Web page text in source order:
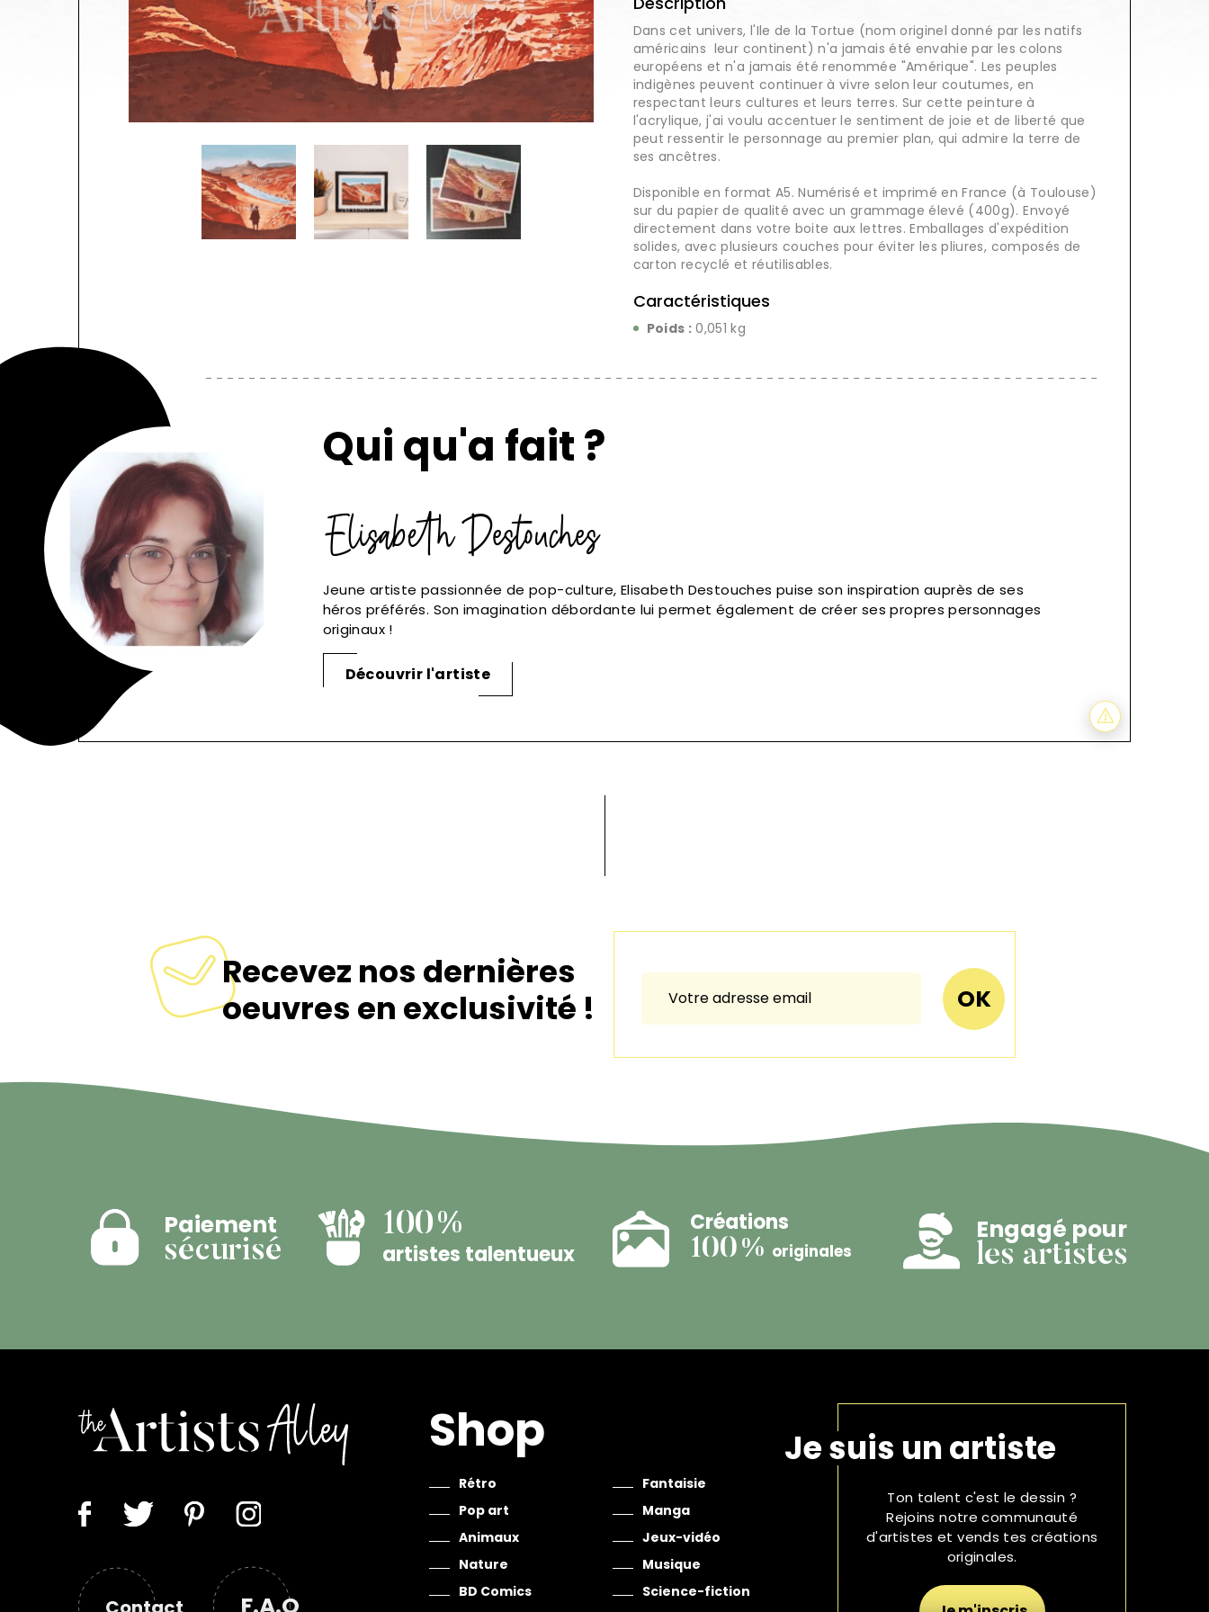
Dans cet univers, l'Ile de la Tortue (nom originel donné par les natifs
américains leur continent) n'a jamais été envahie par les colons
européens et n'a jamais été renommée "Amérique". Les peuples
indigènes peuvent continuer à vivre selon leur coutumes, en
respectant leurs cultures et leurs terres. Sur cette peinture à
l'acrylique, j'ai voulu accentuer le sentiment de joie et de liberté que
peut ressentir le personnage au premier plan, qui admire la terre de
ses ancêtres.
Disponible en format A5. Numérisé et imprimé en France (à Toulouse)
sur du papier de qualité avec un grammage élevé (400g). Envoyé
directement dans votre boite aux lettres. Emballages d'expédition
solides, avec plusieurs couches pour éviter les pliures, composés de
carton recyclé et réutilisables.
Caractéristiques
Poids : 0,051 kg
Qui qu'a fait ?
Elisabeth Destouches
Jeune artiste passionnée de pop-culture, Elisabeth Destouches puise son inspiration auprès de ses
héros préférés. Son imagination débordante lui permet également de créer ses propres personnages
originaux !
Découvrir l'artiste
Recevez nos dernières
oeuvres en exclusivité !
Paiement
sécurisé
100%
artistes talentueux
Créations
100% originales
Engagé pour
les artistes
Shop
Rétro
Pop art
Animaux
Nature
BD Comics
Fantaisie
Manga
Jeux-vidéo
Musique
Science-fiction
Je suis un artiste
Ton talent c'est le dessin ?
Rejoins notre communauté
d'artistes et vends tes créations
originales.